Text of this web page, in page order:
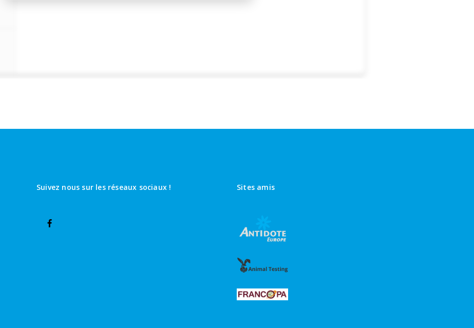
Suivez nous sur les réseaux sociaux ! Sites amis